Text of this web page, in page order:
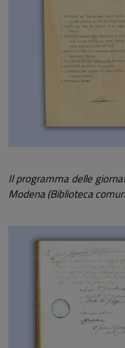
Il programma delle
Modena (Biblioteca